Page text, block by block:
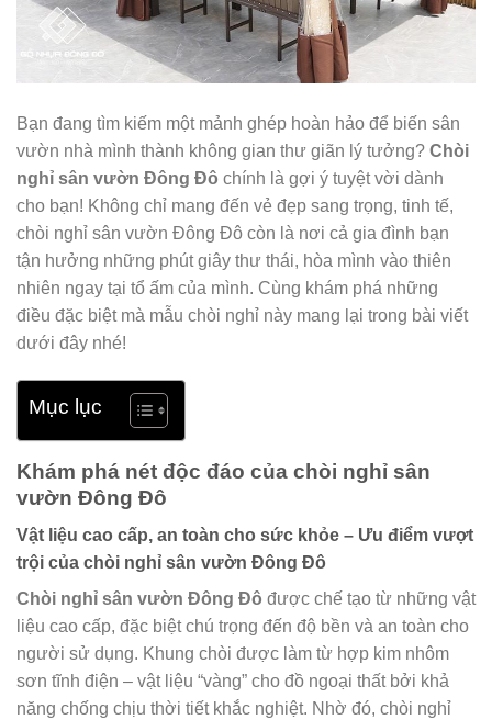
Bạn đang tìm kiếm một mảnh ghép hoàn hảo để biến sân
vườn nhà mình thành không gian thư giãn lý tưởng? Chòi
nghỉ sân vườn Đông Đô chính là gợi ý tuyệt vời dành
cho bạn! Không chỉ mang đến vẻ đẹp sang trọng, tinh tế,
chòi nghỉ sân vườn Đông Đô còn là nơi cả gia đình bạn
tận hưởng những phút giây thư thái, hòa mình vào thiên
nhiên ngay tại tổ ấm của mình. Cùng khám phá những
điều đặc biệt mà mẫu chòi nghỉ này mang lại trong bài viết
dưới đây nhé!
Mục lục
Khám phá nét độc đáo của chòi nghỉ sân
vườn Đông Đô
Vật liệu cao cấp, an toàn cho sức khỏe – Ưu điểm vượt
trội của chòi nghỉ sân vườn Đông Đô
Chòi nghỉ sân vườn Đông Đô được chế tạo từ những vật
liệu cao cấp, đặc biệt chú trọng đến độ bền và an toàn cho
người sử dụng. Khung chòi được làm từ hợp kim nhôm
sơn tĩnh điện – vật liệu “vàng” cho đồ ngoại thất bởi khả
năng chống chịu thời tiết khắc nghiệt. Nhờ đó, chòi nghỉ